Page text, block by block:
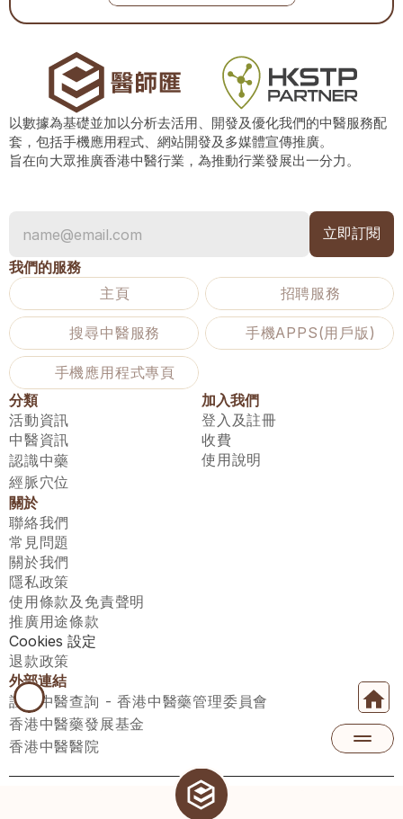
以數據為基礎並加以分析去活用、開發及優化我們的中醫服務配
套，包括手機應用程式、網站開發及多媒體宣傳推廣。
旨在向大眾推廣香港中醫行業，為推動行業發展出一分力。
我們的服務
主頁
招聘服務
搜尋中醫服務 手機APPS(用戶版)
手機應用程式專頁
分類
活動資訊
中醫資訊
認識中藥
經脈穴位
加入我們
登入及註冊
收費
使用說明
關於
聯絡我們
常見問題
關於我們
隱私政策
使用條款及免責聲明
推廣用途條款
Cookies 設定
退款政策
外部連結
註冊中醫查詢 - 香港中醫藥管理委員會
香港中醫藥發展基金
香港中醫醫院
醫師匯有限公司 ECWAY LIMITED Copyright 2026© All rights